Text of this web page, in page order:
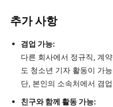
추가 사항
겸업 가능:
다른 회사에서 정규직, 계
도 청소년 기자 활동이 가
단, 본인의 소속처에서 겸
친구와 함께 활동 가능: